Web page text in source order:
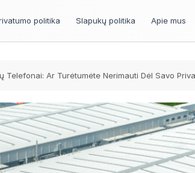
politika Slapukų politika Apie mus
Telefonai: Ar Turėtumėte Nerimauti Dėl Savo